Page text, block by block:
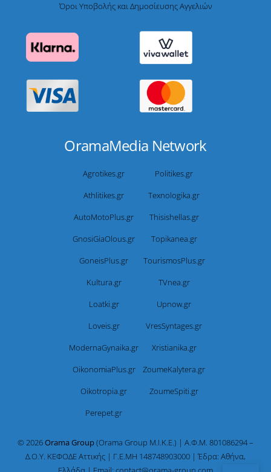
Όροι Υποβολής και Δημοσίευσης Αγγελιών
OramaMedia Network
Agrotikes.gr
Politikes.gr
Athlitikes.gr
Texnologika.gr
AutoMotoPlus.gr
Thisishellas.gr
GnosiGiaOlous.gr
Topikanea.gr
GoneisPlus.gr
TourismosPlus.gr
Kultura.gr
TVnea.gr
Loatki.gr
Upnow.gr
Loveis.gr
VresSyntages.gr
ModernaGynaika.gr
Xristianika.gr
OikonomiaPlus.gr
ZoumeKalytera.gr
Oikotropia.gr
ZoumeSpiti.gr
Perepet.gr
© 2026Orama Group(Orama Group Μ.Ι.Κ.Ε.) | Α.Φ.Μ. 801086294 –
Δ.Ο.Υ. ΚΕΦΟΔΕ Αττικής | Γ.Ε.ΜΗ 148748903000 | Έδρα: Αθήνα,